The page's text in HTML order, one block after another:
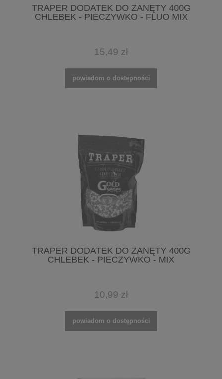
TRAPER DODATEK DO ZANĘTY 400G
CHLEBEK - PIECZYWKO - FLUO MIX
15,49 zł
powiadom o dostępności
TRAPER DODATEK DO ZANĘTY 400G
CHLEBEK - PIECZYWKO - MIX
10,99 zł
powiadom o dostępności